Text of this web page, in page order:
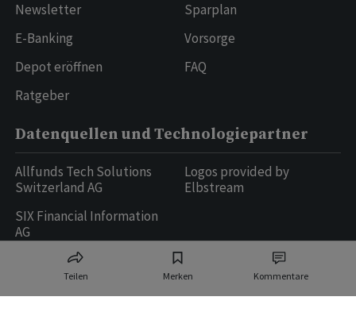
Teilen Merken Kommentare
Newsletter
E-Banking
Depot eröffnen
Ratgeber
Sparplan
Vorsorge
FAQ
Datenquellen und Technologiepartner
Allfunds Tech Solutions
Switzerland AG
SIX Financial Information
AG
Logos provided by
Elbstream